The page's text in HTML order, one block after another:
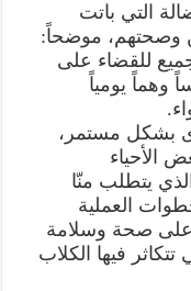
التي باتت
وصحتهم، موضحاً:
للقضاء على
وهماً يومياً
بشكل مستمر،
الأحياء
يتطلب منّا
العملية
على صحة وسلامة
فيها الكلاب